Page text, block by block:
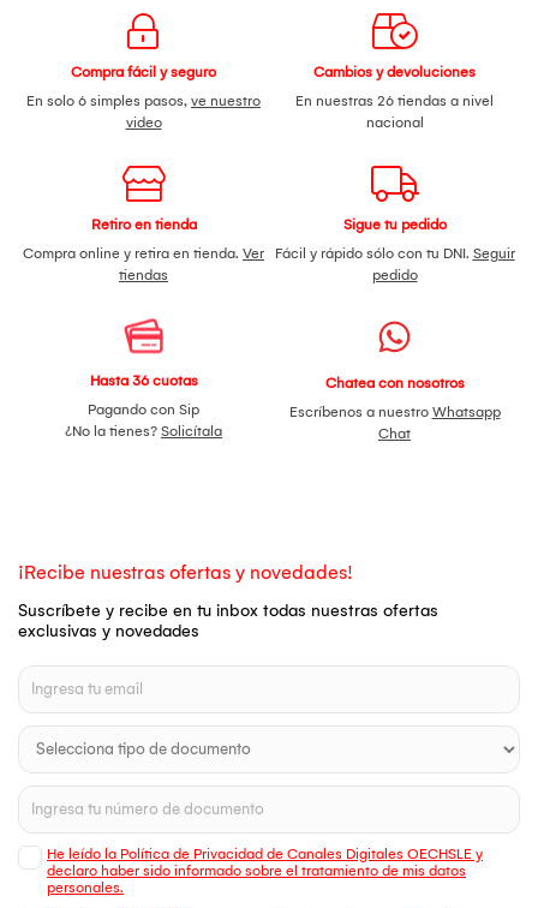
Compra fácil y seguro
En solo 6 simples pasos, ve nuestro
video
Cambios y devoluciones
En nuestras 26 tiendas a nivel
nacional
Retiro en tienda
Compra online y retira en tienda. Ver
tiendas
Sigue tu pedido
Fácil y rápido sólo con tu DNI. Seguir
pedido
Hasta 36 cuotas
Pagando con Sip
¿No la tienes? Solicítala
Chatea con nosotros
Escríbenos a nuestro Whatsapp
Chat
¡Recibe nuestras ofertas y novedades!
Suscríbete y recibe en tu inbox todas nuestras ofertas
exclusivas y novedades
He leído la Política de Privacidad de Canales Digitales OECHSLE y
declaro haber sido informado sobre el tratamiento de mis datos
personales.